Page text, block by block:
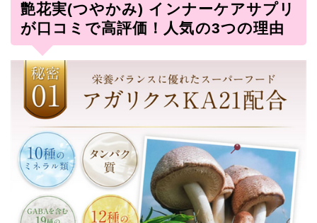
艶花実(つやかみ) インナーケアサプリ
が口コミで高評価！人気の3つの理由